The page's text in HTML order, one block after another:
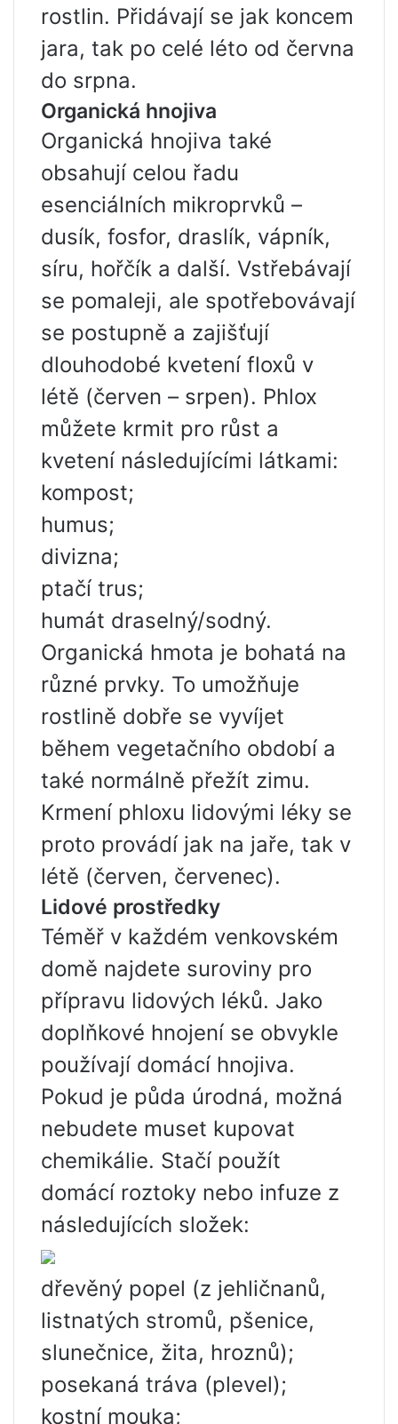
rostlin. Přidávají se jak koncem
jara, tak po celé léto od června
do srpna.
Organická hnojiva
Organická hnojiva také
obsahují celou řadu
esenciálních mikroprvků –
dusík, fosfor, draslík, vápník,
síru, hořčík a další. Vstřebávají
se pomaleji, ale spotřebovávají
se postupně a zajišťují
dlouhodobé kvetení floxů v
létě (červen – srpen). Phlox
můžete krmit pro růst a
kvetení následujícími látkami:
kompost;
humus;
divizna;
ptačí trus;
humát draselný/sodný.
Organická hmota je bohatá na
různé prvky. To umožňuje
rostlině dobře se vyvíjet
během vegetačního období a
také normálně přežít zimu.
Krmení phloxu lidovými léky se
proto provádí jak na jaře, tak v
létě (červen, červenec).
Lidové prostředky
Téměř v každém venkovském
domě najdete suroviny pro
přípravu lidových léků. Jako
doplňkové hnojení se obvykle
používají domácí hnojiva.
Pokud je půda úrodná, možná
nebudete muset kupovat
chemikálie. Stačí použít
domácí roztoky nebo infuze z
následujících složek:
dřevěný popel (z jehličnanů,
listnatých stromů, pšenice,
slunečnice, žita, hroznů);
posekaná tráva (plevel);
kostní mouka;